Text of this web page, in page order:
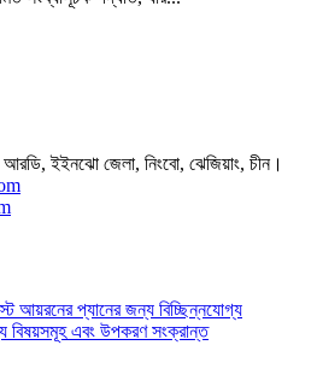
ইইনঝো জেলা, নিংবো, ঝেজিয়াং, চীন।